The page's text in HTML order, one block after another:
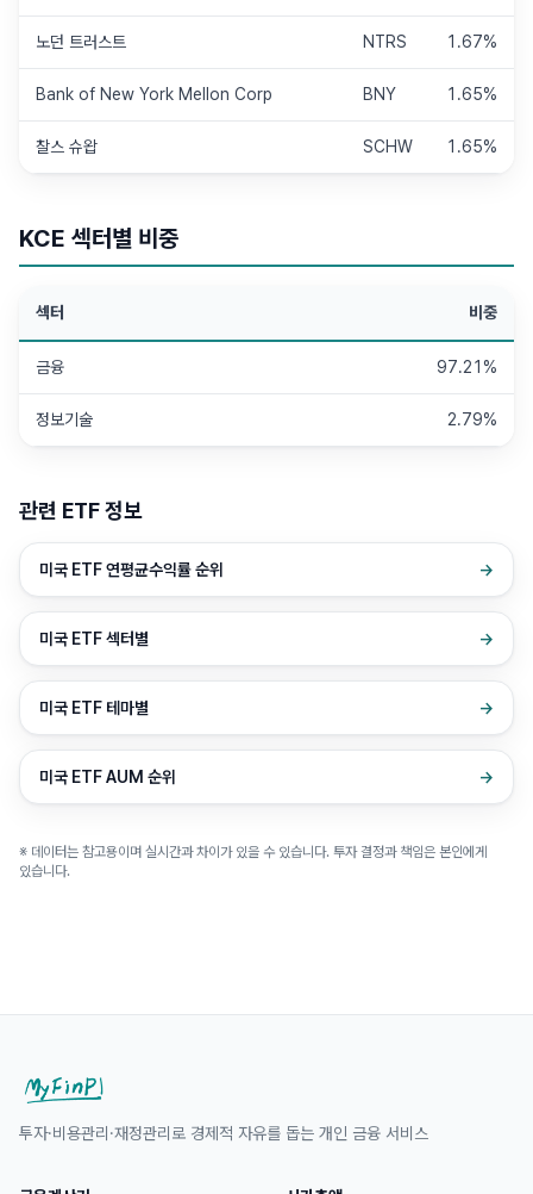
노던 트러스트 NTRS 1.67%
Bank of New York Mellon Corp BNY 1.65%
찰스 슈왑 SCHW 1.65%
KCE 섹터별 비중
섹터 비중
금융 97.21%
정보기술 2.79%
관련 ETF 정보
미국 ETF 연평균수익률 순위 →
미국 ETF 섹터별 →
미국 ETF 테마별 →
미국 ETF AUM 순위 →
※ 데이터는 참고용이며 실시간과 차이가 있을 수 있습니다. 투자 결정과 책임은 본인에게
있습니다.
투자·비용관리·재정관리로 경제적 자유를 돕는 개인 금융 서비스